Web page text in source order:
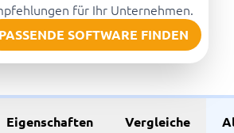
für Ihr Unternehmen.
PASSENDE SOFTWARE FINDEN
Eigenschaften Vergleiche